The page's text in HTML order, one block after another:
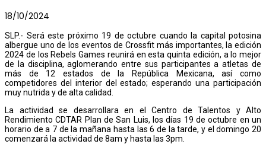
18/10/2024
SLP.- Será este próximo 19 de octubre cuando la capital potosina
albergue uno de los eventos de Crossfit más importantes, la edición
2024 de los Rebels Games reunirá en esta quinta edición, a lo mejor
de la disciplina, aglomerando entre sus participantes a atletas de
más de 12 estados de la República Mexicana, así como
competidores del interior del estado; esperando una participación
muy nutrida y de alta calidad.
La actividad se desarrollara en el Centro de Talentos y Alto
Rendimiento CDTAR Plan de San Luis, los días 19 de octubre en un
horario de a 7 de la mañana hasta las 6 de la tarde, y el domingo 20
comenzará la actividad de 8am y hasta las 3pm.